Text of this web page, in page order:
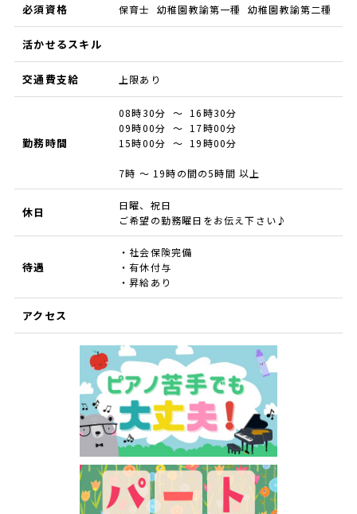
必須資格 保育士 幼稚園教諭第一種 幼稚園教諭第二種
活かせるスキル
交通費支給 上限あり
勤務時間
08時30分 ～ 16時30分
09時00分 ～ 17時00分
15時00分 ～ 19時00分
7時 ～ 19時の間の5時間 以上
休日
日曜、祝日
ご希望の勤務曜日をお伝え下さい♪
待遇
・社会保険完備
・有休付与
・昇給あり
アクセス